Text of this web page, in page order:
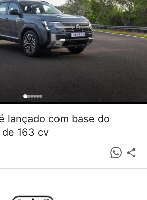
lançado com base do
163 cv